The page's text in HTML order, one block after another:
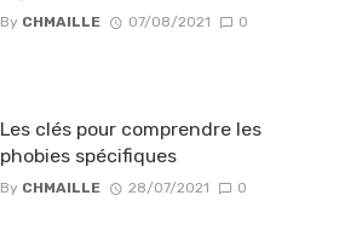
By CHMAILLE 07/08/2021 0
Les clés pour comprendre les
phobies spécifiques
By CHMAILLE 28/07/2021 0